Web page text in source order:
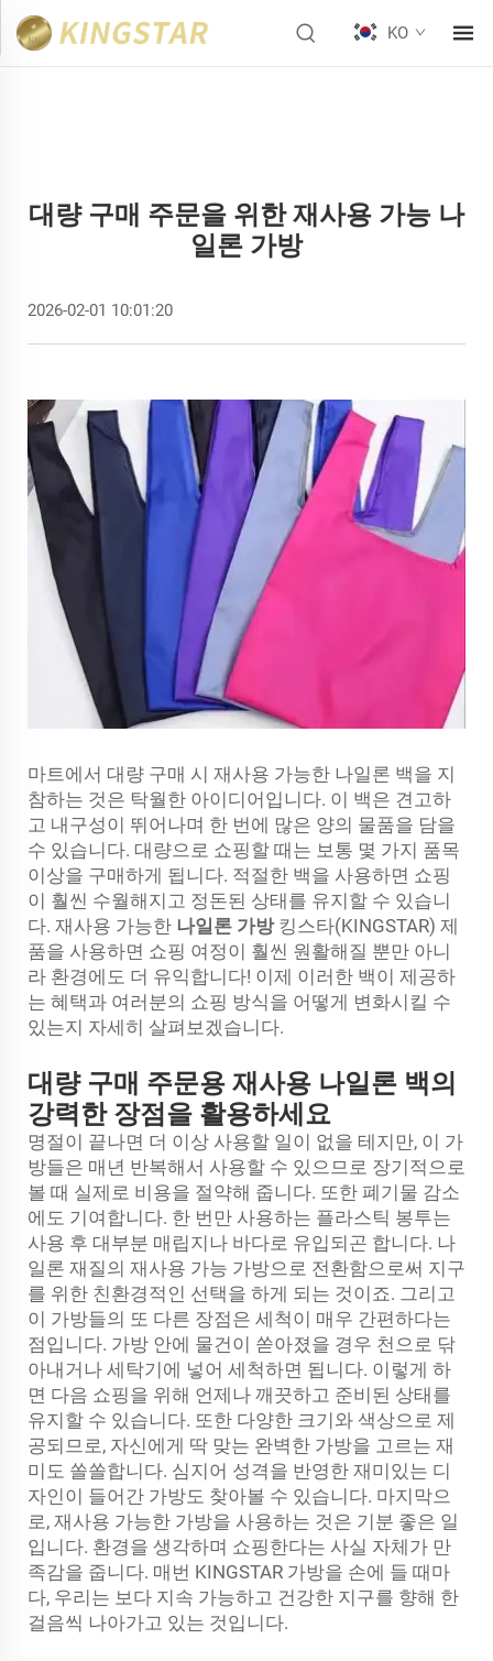
KO
대량 구매 주문을 위한 재사용 가능 나
일론 가방
2026-02-01 10:01:20
마트에서 대량 구매 시 재사용 가능한 나일론 백을 지
참하는 것은 탁월한 아이디어입니다. 이 백은 견고하
고 내구성이 뛰어나며 한 번에 많은 양의 물품을 담을
수 있습니다. 대량으로 쇼핑할 때는 보통 몇 가지 품목
이상을 구매하게 됩니다. 적절한 백을 사용하면 쇼핑
이 훨씬 수월해지고 정돈된 상태를 유지할 수 있습니
다. 재사용 가능한 나일론 가방 킹스타(KINGSTAR) 제
품을 사용하면 쇼핑 여정이 훨씬 원활해질 뿐만 아니
라 환경에도 더 유익합니다! 이제 이러한 백이 제공하
는 혜택과 여러분의 쇼핑 방식을 어떻게 변화시킬 수
있는지 자세히 살펴보겠습니다.
대량 구매 주문용 재사용 나일론 백의
강력한 장점을 활용하세요
명절이 끝나면 더 이상 사용할 일이 없을 테지만, 이 가
방들은 매년 반복해서 사용할 수 있으므로 장기적으로
볼 때 실제로 비용을 절약해 줍니다. 또한 폐기물 감소
에도 기여합니다. 한 번만 사용하는 플라스틱 봉투는
사용 후 대부분 매립지나 바다로 유입되곤 합니다. 나
일론 재질의 재사용 가능 가방으로 전환함으로써 지구
를 위한 친환경적인 선택을 하게 되는 것이죠. 그리고
이 가방들의 또 다른 장점은 세척이 매우 간편하다는
점입니다. 가방 안에 물건이 쏟아졌을 경우 천으로 닦
아내거나 세탁기에 넣어 세척하면 됩니다. 이렇게 하
면 다음 쇼핑을 위해 언제나 깨끗하고 준비된 상태를
유지할 수 있습니다. 또한 다양한 크기와 색상으로 제
공되므로, 자신에게 딱 맞는 완벽한 가방을 고르는 재
미도 쏠쏠합니다. 심지어 성격을 반영한 재미있는 디
자인이 들어간 가방도 찾아볼 수 있습니다. 마지막으
로, 재사용 가능한 가방을 사용하는 것은 기분 좋은 일
입니다. 환경을 생각하며 쇼핑한다는 사실 자체가 만
족감을 줍니다. 매번 KINGSTAR 가방을 손에 들 때마
다, 우리는 보다 지속 가능하고 건강한 지구를 향해 한
걸음씩 나아가고 있는 것입니다.